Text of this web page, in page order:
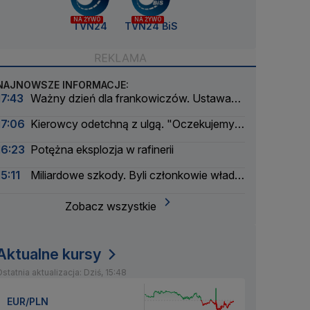
NA ŻYWO
TVN24
NA ŻYWO
TVN24 BiS
INFORMACJE:
Ważny dzień dla frankowiczów. Ustawa
Kierowcy odetchną z ulgą. "Oczekujemy
Potężna eksplozja w rafinerii
Miliardowe szkody. Byli członkowie władz
Zobacz wszystkie
kursy
aktualizacja: Dziś, 15:48
EUR/PLN